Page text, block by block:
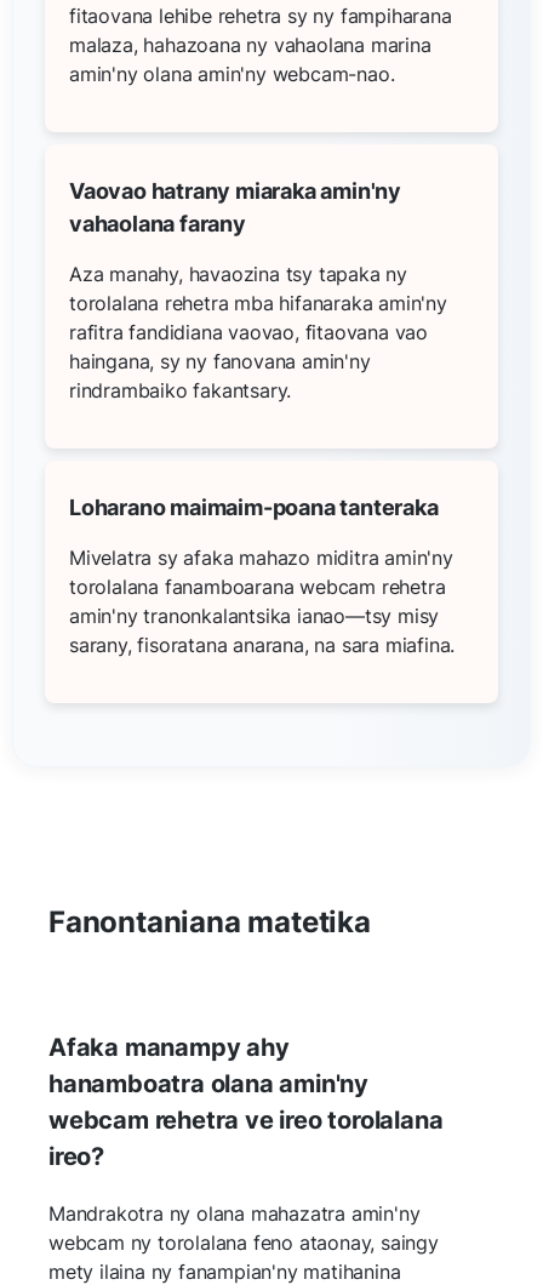
fitaovana lehibe rehetra sy ny fampiharana
malaza, hahazoana ny vahaolana marina
amin'ny olana amin'ny webcam-nao.
Vaovao hatrany miaraka amin'ny
vahaolana farany
Aza manahy, havaozina tsy tapaka ny
torolalana rehetra mba hifanaraka amin'ny
rafitra fandidiana vaovao, fitaovana vao
haingana, sy ny fanovana amin'ny
rindrambaiko fakantsary.
Loharano maimaim-poana tanteraka
Mivelatra sy afaka mahazo miditra amin'ny
torolalana fanamboarana webcam rehetra
amin'ny tranonkalantsika ianao—tsy misy
sarany, fisoratana anarana, na sara miafina.
Fanontaniana matetika
Afaka manampy ahy
hanamboatra olana amin'ny
webcam rehetra ve ireo torolalana
ireo?
Mandrakotra ny olana mahazatra amin'ny
webcam ny torolalana feno ataonay, saingy
mety ilaina ny fanampian'ny matihanina